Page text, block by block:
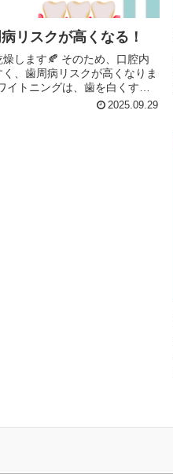
リスクが高くなる！
のため、口腔内
、歯周病リスクが高くなりま
2025.09.29